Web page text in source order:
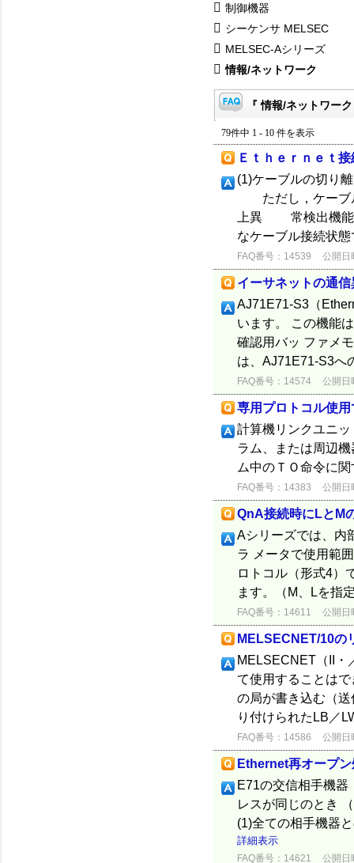
制御機器
シーケンサ MELSEC
MELSEC-Aシリーズ
情報/ネットワーク
『 情報/ネットワー
79件中 1 - 10 件を表示
Ｅｔｈｅｒｎｅｔ
(1)ケーブルの切り
ただし，ケーブル
上異 常検出機能
なケーブル接続状
FAQ番号：14539 公開日
イーサネットの通信
AJ71E71-S3（
います。 この機能
確認用バッ ファメ
は、AJ71E71-S3へ
FAQ番号：14574 公開日
専用プロトコル使
計算機リンクユニ
ラム、または周辺
ム中のＴＯ命令に
FAQ番号：14383 公開日
QnA接続時にLとM
Aシリーズでは、内
ラ メータで使用範
ロトコル（形式4）
ます。（M、Lを指
FAQ番号：14611 公開日
MELSECNET/10の
MELSECNET（II・
て使用することは
の局が書き込む（
り付けられたLB／
FAQ番号：14586 公開日
Ethernet再オープン
E71の交信相手機器
レスが同じのとき
(1)全ての相手機器
詳細表示
FAQ番号：14621 公開日